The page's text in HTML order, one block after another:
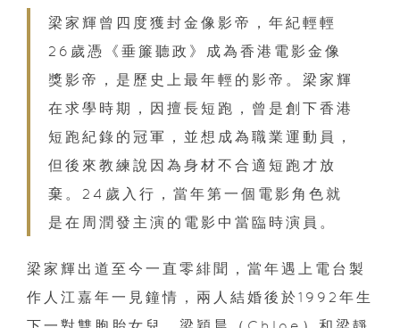
梁家輝曾四度獲封金像影帝，年紀輕輕
26歲憑《垂簾聽政》成為香港電影金像
獎影帝，是歷史上最年輕的影帝。梁家輝
在求學時期，因擅長短跑，曾是創下香港
短跑紀錄的冠軍，並想成為職業運動員，
但後來教練說因為身材不合適短跑才放
棄。24歲入行，當年第一個電影角色就
是在周潤發主演的電影中當臨時演員。
梁家輝出道至今一直零緋聞，當年遇上電台製
作人江嘉年一見鐘情，兩人結婚後於1992年生